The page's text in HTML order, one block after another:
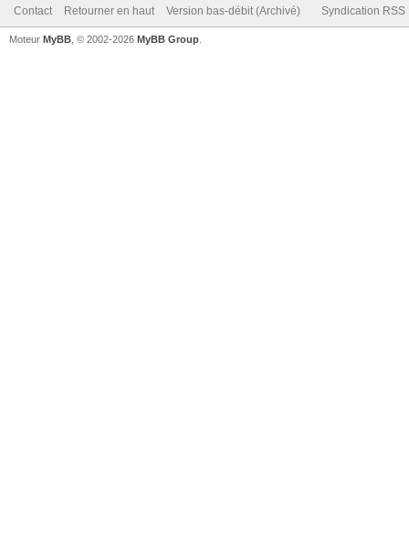
Contact Retourner en haut Version bas-débit (Archivé) Syndication RSS
Moteur MyBB , © 2002-2026 MyBB Group